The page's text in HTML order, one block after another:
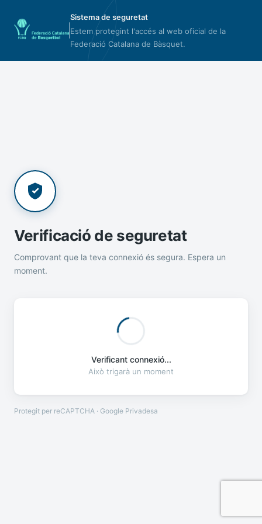
Sistema de seguretat
Estem protegint l'accés al web oficial de la
Federació Catalana de Bàsquet.
Verificació de seguretat
Comprovant que la teva connexió és segura. Espera un
moment.
Verificant connexió...
Això trigarà un moment
Protegit per reCAPTCHA · Google Privadesa